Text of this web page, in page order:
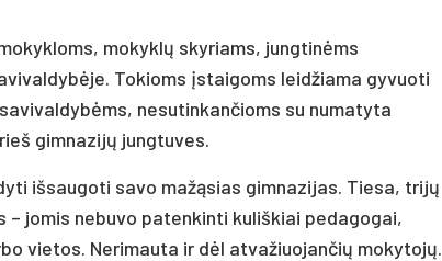
mokyklų skyriams, jungtinėms
Tokioms įstaigoms leidžiama gyvuoti
nesutinkančioms su numatyta
gimnazijų jungtuves.
išsaugoti savo mažąsias gimnazijas. Tiesa, trijų
jomis nebuvo patenkinti kuliškiai pedagogai,
vietos. Nerimauta ir dėl atvažiuojančių mokytojų.